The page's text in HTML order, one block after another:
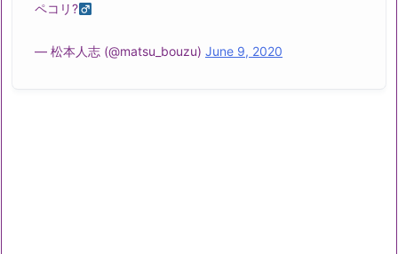
ペコリ?‍
— 松本人志 (@matsu_bouzu) June 9, 2020